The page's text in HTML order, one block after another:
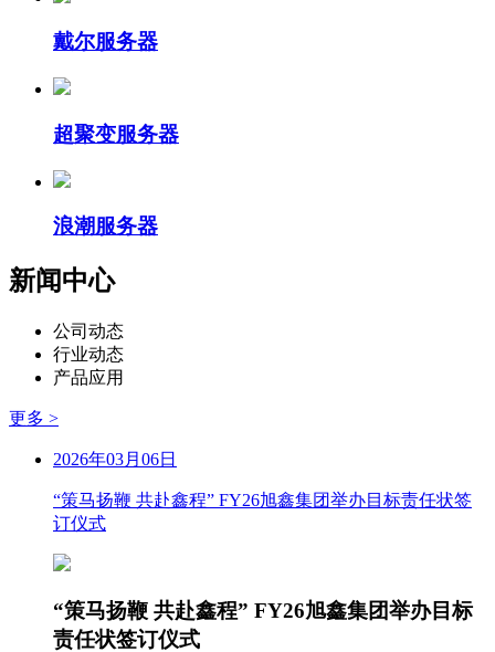
戴尔服务器
超聚变服务器
浪潮服务器
新闻中心
公司动态
行业动态
产品应用
更多 >
2026年03月06日
“策马扬鞭 共赴鑫程” FY26旭鑫集团举办目标责任状签
订仪式
“策马扬鞭 共赴鑫程” FY26旭鑫集团举办目标
责任状签订仪式